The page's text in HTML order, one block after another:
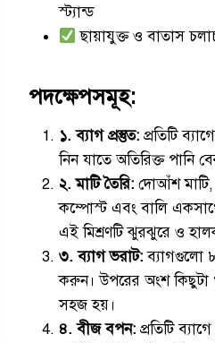
স্ট্যান্ড
ছায়াযুক্ত ও বাতাস
পদক্ষেপসমূহ:
১. ব্যাগ প্রস্তুত: প্রতিটি
নিন যাতে অতিরিক্ত পানি
২. মাটি তৈরি: দোআঁশ
কম্পোস্ট এবং বালি
এই মিশ্রণটি ঝুরঝুরে ও
৩. ব্যাগ ভরাট:ব্যাগগুলো
করুন। উপরের অংশ কিছুটা
সহজ হয়।
৪. বীজ বপন: প্রতিটি